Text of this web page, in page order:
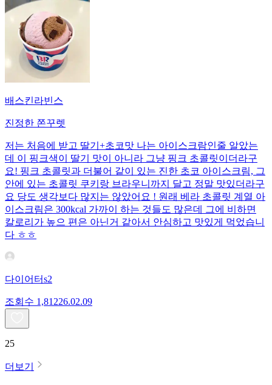
배스킨라빈스
진정한 쫀꾸렛
저는 처음에 받고 딸기+초코맛 나는 아이스크람인줄 알았는
데 이 핑크색이 딸기 맛이 아니라 그냥 핑크 초콜릿이더라구
요! 핑크 초콜릿과 더불어 같이 있는 진한 초코 아이스크림, 그
안에 있는 초콜릿 쿠키랑 브라우니까지 달고 정말 맛있더라구
요 당도 생각보다 많지는 않았어요 ! 원래 베라 초콜릿 계열 아
이스크림은 300kcal 가까이 하는 것들도 많은데 그에 비하면
칼로리가 높으 편은 아닌거 같아서 안심하고 맛있게 먹었습니
다 ㅎㅎ
다이어터s2
조회수 1,81226.02.09
25
더보기